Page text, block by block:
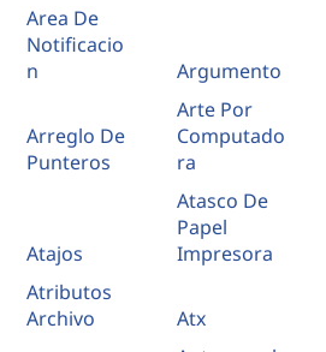
Area De
Notificacio
n
Argumento
Arreglo De
Punteros
Arte Por
Computado
ra
Atajos
Atasco De
Papel
Impresora
Atributos
Archivo
Atx